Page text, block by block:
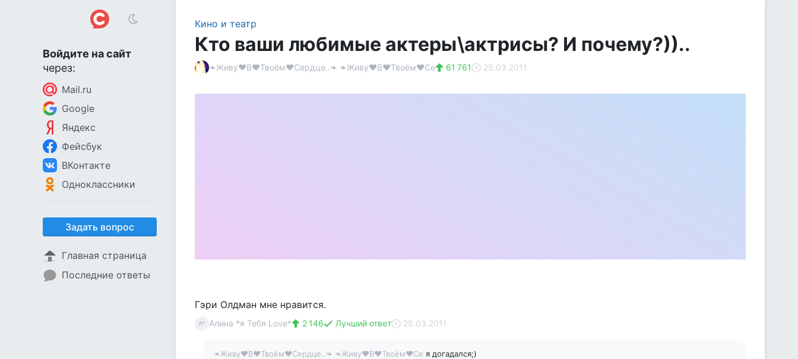
Войдите на сайт
через:
Mail.ru
Google
Яндекс
Фейсбук
ВКонтакте
Одноклассники
Задать вопрос
Главная страница
Последние ответы
Кино и театр
Кто ваши любимые актеры\актрисы? И почему?))..
❧Живу♥В♥Твоём♥Сердце..❧ ❧Живу♥В♥Твоём♥Се 61 761 25.03.2011
Гэри Олдман мне нравится.
А* Алина *я Тебя Love* 2 146 Лучший ответ 25.03.2011
❧Живу♥В♥Твоём♥Сердце..❧ ❧Живу♥В♥Твоём♥Се я догадался;)